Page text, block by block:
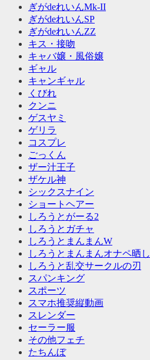
ぎがdeれいんMk-II
ぎがdeれいんSP
ぎがdeれいんZZ
キス・接吻
キャバ嬢・風俗嬢
ギャル
キャンギャル
くびれ
クンニ
ゲスヤミ
ゲリラ
コスプレ
ごっくん
ザー汁王子
ザケル神
シックスナイン
ショートヘアー
しろうとがーる2
しろうとガチャ
しろうとまんまんW
しろうとまんまんオナペ晒し
しろうと乱交サークルの刃
スパンキング
スポーツ
スマホ推奨縦動画
スレンダー
セーラー服
その他フェチ
たちんぼ